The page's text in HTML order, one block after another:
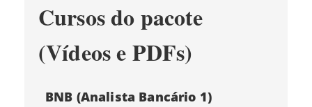
Cursos do pacote
(Vídeos e PDFs)
BNB (Analista Bancário 1)